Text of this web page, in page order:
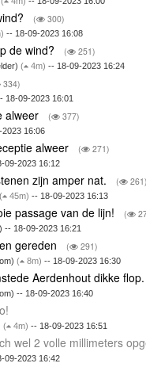
( 300)
-- 18-09-2023 16:08
de wind? ( 251)
( 4m) -- 18-09-2023 16:24
334)
18-09-2023 16:01
alweer ( 377)
16:06
alweer ( 271)
09-2023 16:12
zijn amper nat. ( 261)
( 45m) -- 18-09-2023 16:13
passage van de lijn! (
-- 18-09-2023 16:21
gereden ( 291)
( 8m) -- 18-09-2023 16:30
Aerdenhout dikke flop.
-- 18-09-2023 16:40
( 4m) -- 18-09-2023 16:51
wel 2 volle millimeters
09-2023 16:42